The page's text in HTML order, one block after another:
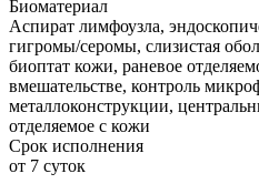
Биоматериал
Аспират лимфоузла,
гигромы/серомы, слизистая
биоптат кожи, раневое
вмешательстве, контроль
металлоконструкции,
отделяемое с кожи
Срок исполнения
от 7 суток